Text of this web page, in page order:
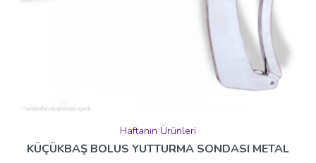
Haftanın Ürünleri
KÜÇÜKBAŞ BOLUS YUTTURMA SONDASI METAL